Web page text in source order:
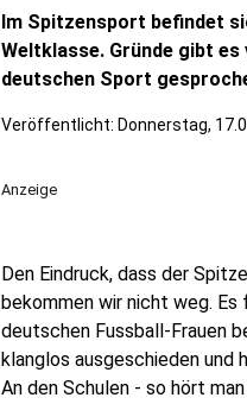
Im Spitzensport befindet
Weltklasse. Gründe gibt
deutschen Sport
Veröffentlicht: Donnerstag,
Anzeige
Den Eindruck, dass der
bekommen wir nicht weg. Es
deutschen Fussball-Frauen
klanglos ausgeschieden und
An den Schulen - so hört